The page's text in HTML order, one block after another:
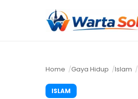
Home Gaya Hidup Islam
ISLAM